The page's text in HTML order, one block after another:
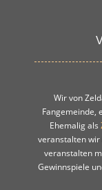
Wir von
Fangemeinde,
Ehemalig als
veranstalten wir
veranstalten
Gewinnspiele